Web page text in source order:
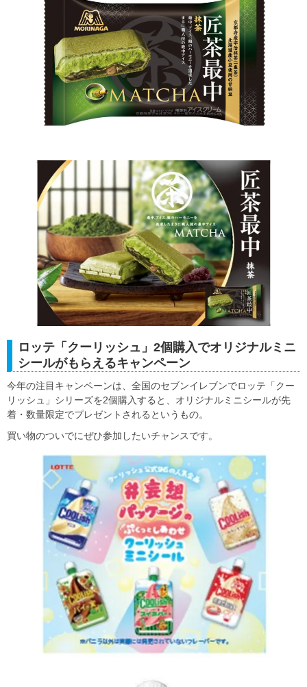
ロッテ「クーリッシュ」2個購入でオリジナルミニ
シールがもらえるキャンペーン
今年の注目キャンペーンは、全国のセブンイレブンでロッテ「クー
リッシュ」シリーズを2個購入すると、オリジナルミニシールが先
着・数量限定でプレゼントされるというもの。
買い物のついでにぜひ参加したいチャンスです。